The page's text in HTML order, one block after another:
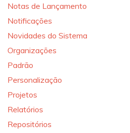
Notas de Lançamento
Notificações
Novidades do Sistema
Organizações
Padrão
Personalização
Projetos
Relatórios
Repositórios